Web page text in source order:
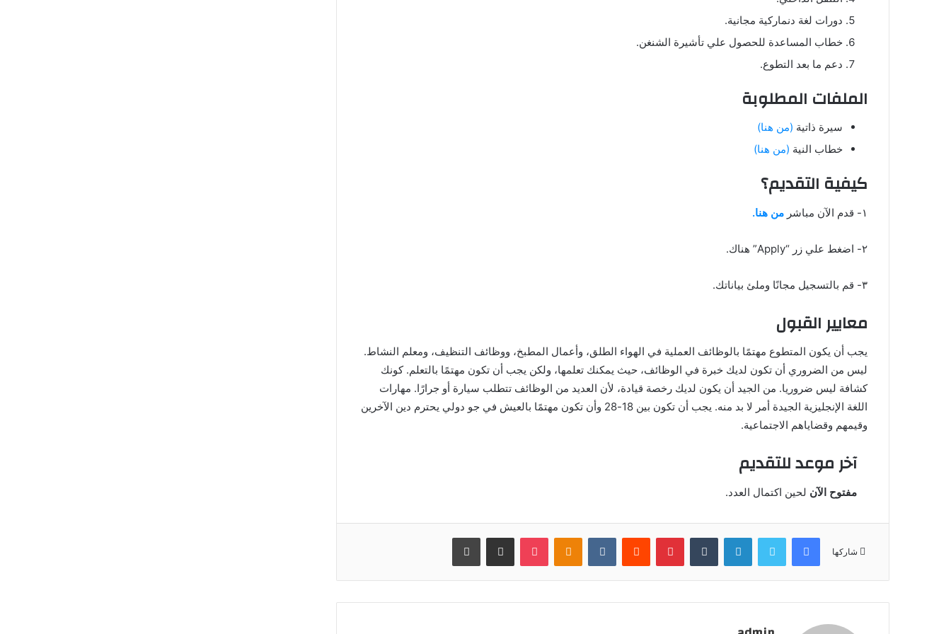
دورات لغة دنماركية مجانية.
خطاب المساعدة للحصول علي تأشيرة الشنغن.
دعم ما بعد التطوع.
الملفات المطلوبة
سيرة ذاتية (من هنا)
خطاب النية (من هنا)
كيفية التقديم؟
١- قدم الآن مباشر من هنا.
٢- اضغط علي زر “Apply” هناك.
٣- قم بالتسجيل مجانًا وملئ بياناتك.
معايير القبول
يجب أن يكون المتطوع مهتمًا بالوظائف العملية في الهواء الطلق، وأعمال المطبخ، ووظائف التنظيف، ومعلم النشاط.
ليس من الضروري أن تكون لديك خبرة في الوظائف، حيث يمكنك تعلمها، ولكن يجب أن تكون مهتمًا بالتعلم. كونك
كشافة ليس ضروريا. من الجيد أن يكون لديك رخصة قيادة، لأن العديد من الوظائف تتطلب سيارة أو جرارًا. مهارات
اللغة الإنجليزية الجيدة أمر لا بد منه. يجب أن تكون بين 18-28 وأن تكون مهتمًا بالعيش في جو دولي يحترم دين الآخرين
وقيمهم وقضاياهم الاجتماعية.
آخر موعد للتقديم
مفتوح الآن لحين اكتمال العدد.
شاركها
فيسبوك تويتر لينكدإن بينتيريست Odnoklassniki
بوكيت مشاركة عبر البريد طباعة